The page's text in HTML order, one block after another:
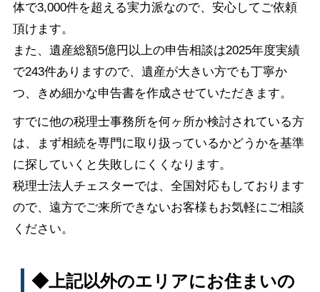
体で3,000件を超える実力派なので、安心してご依頼
頂けます。
また、遺産総額5億円以上の申告相談は2025年度実績
で243件ありますので、遺産が大きい方でも丁寧か
つ、きめ細かな申告書を作成させていただきます。
すでに他の税理士事務所を何ヶ所か検討されている方
は、まず相続を専門に取り扱っているかどうかを基準
に探していくと失敗しにくくなります。
税理士法人チェスターでは、全国対応もしております
ので、遠方でご来所できないお客様もお気軽にご相談
ください。
◆上記以外のエリアにお住まいの